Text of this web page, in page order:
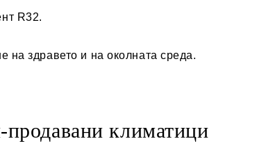
R32.
на здравето и на околната среда.
климатици